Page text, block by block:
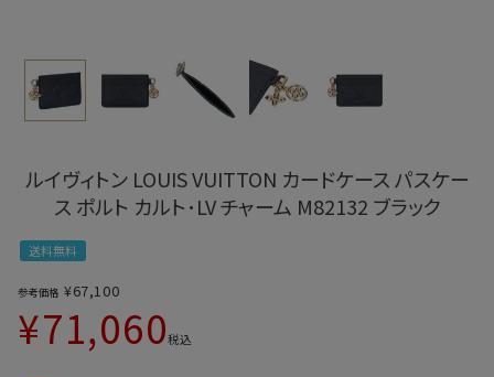
ルイヴィトン LOUIS VUITTON カードケース パスケー
ス ポルト カルト･LV チャーム M82132 ブラック
送料無料
参考価格 ¥67,100
¥71,060税込